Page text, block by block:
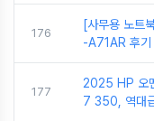
176
[사무용 노트
-A71AR 후기
177
2025 HP 오
7 350, 역대